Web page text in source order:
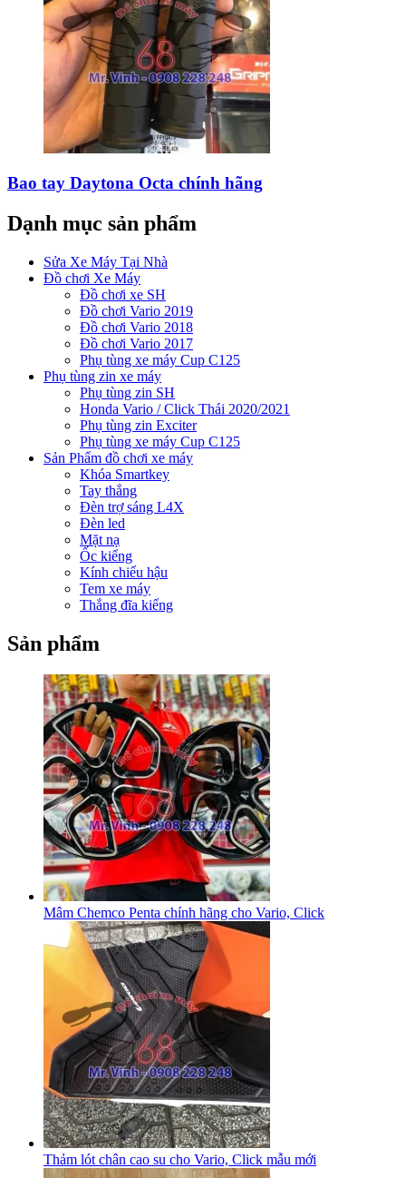
Bao tay Daytona Octa chính hãng
Dạnh mục sản phẩm
Sửa Xe Máy Tại Nhà
Đồ chơi Xe Máy
Đồ chơi xe SH
Đồ chơi Vario 2019
Đồ chơi Vario 2018
Đồ chơi Vario 2017
Phụ tùng xe máy Cup C125
Phụ tùng zin xe máy
Phụ tùng zin SH
Honda Vario / Click Thái 2020/2021
Phụ tùng zin Exciter
Phụ tùng xe máy Cup C125
Sản Phẩm đồ chơi xe máy
Khóa Smartkey
Tay thắng
Đèn trợ sáng L4X
Đèn led
Mặt nạ
Ốc kiểng
Kính chiếu hậu
Tem xe máy
Thắng đĩa kiểng
Sản phẩm
Mâm Chemco Penta chính hãng cho Vario, Click
Thảm lót chân cao su cho Vario, Click mẫu mới